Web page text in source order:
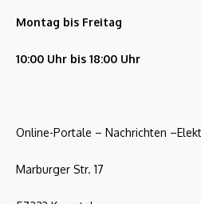
Montag bis Freitag
10:00 Uhr bis 18:00 Uhr
Online-Portale – Nachrichten
Marburger Str. 17